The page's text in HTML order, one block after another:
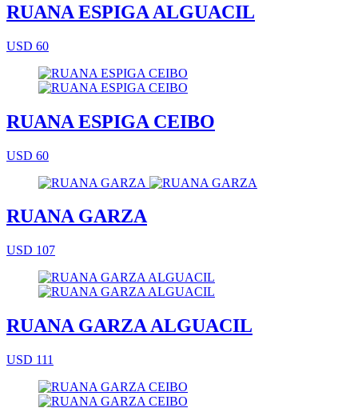
RUANA ESPIGA ALGUACIL
USD 60
RUANA ESPIGA CEIBO
USD 60
RUANA GARZA
USD 107
RUANA GARZA ALGUACIL
USD 111